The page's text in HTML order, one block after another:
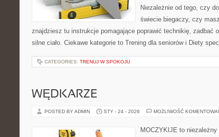
Niezależnie od tego, czy
świecie biegaczy, czy
znajdziesz tu instrukcje pomagające poprawić technikię, zadbać
silne ciało. Ciekawe kategorie to Trening dla seniorów i Diety
CATEGORIES: TRENUJ W SPOKOJU
WĘDKARZE
POSTED BY ADMIN STY - 24 - 2026 MOŻLIWOŚĆ
MOCZYKIJE to niezależny